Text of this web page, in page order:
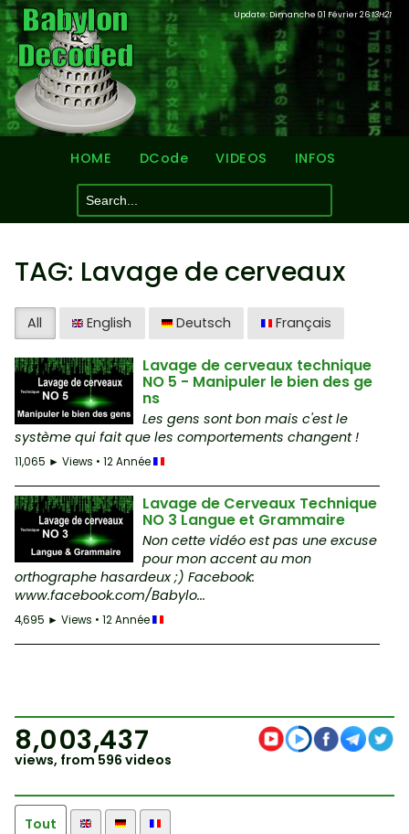
Update: Dimanche 01 Février 2613H21
HOME DCode VIDEOS INFOS
TAG: Lavage de cerveaux
All English Deutsch Français
Lavage de cerveaux technique
NO 5 - Manipuler le bien des ge
ns
Les gens sont bon mais c'est le
système qui fait que les comportements changent !
11,065 ► Views • 12 Année
Lavage de Cerveaux Technique
NO 3 Langue et Grammaire
Non cette vidéo est pas une excuse
pour mon accent au mon
orthographe hasardeux ;) Facebook:
www.facebook.com/Babylo...
4,695 ► Views • 12 Année
8,003,437
views, from 596 videos
Tout